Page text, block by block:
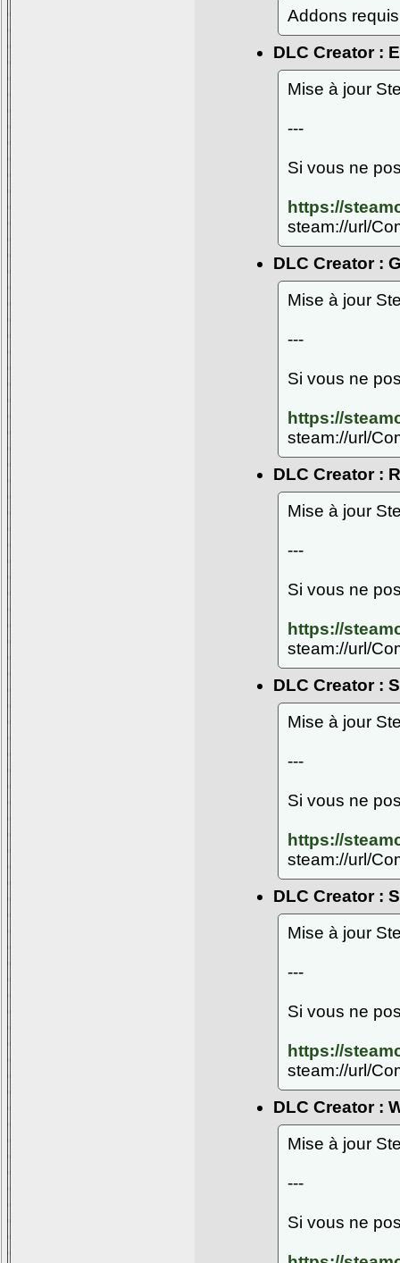
Addons
DLC Creator :
Mise à jour
---
Si vous ne
https://
steam://url/
DLC Creator :
Mise à jour
---
Si vous ne
https://
steam://url/
DLC Creator :
Mise à jour
---
Si vous ne
https://
steam://url/
DLC Creator :
Mise à jour
---
Si vous ne
https://
steam://url/
DLC Creator :
Mise à jour
---
Si vous ne
https://
steam://url/
DLC Creator :
Mise à jour
---
Si vous ne